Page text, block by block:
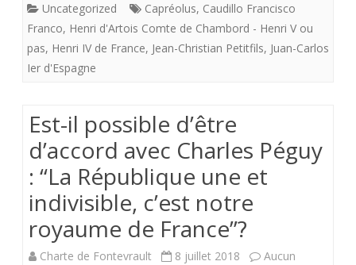
profondément
faux
du
“pouvoir
neutre”
que
ne
Uncategorized Capréolus, Caudillo Francisco
Franco, Henri d'Artois Comte de Chambord - Henri V ou
pas, Henri IV de France, Jean-Christian Petitfils, Juan-Carlos
Ier d'Espagne
Est-il possible d’être
d’accord avec Charles Péguy
: “La République une et
indivisible, c’est notre
royaume de France”?
Charte de Fontevrault 8 juillet 2018
Aucun